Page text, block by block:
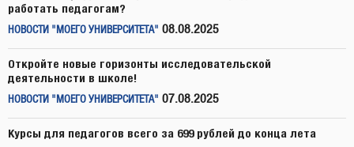
работать педагогам?
НОВОСТИ "МОЕГО УНИВЕРСИТЕТА" 08.08.2025
Откройте новые горизонты исследовательской
деятельности в школе!
НОВОСТИ "МОЕГО УНИВЕРСИТЕТА" 07.08.2025
Курсы для педагогов всего за 699 рублей до конца лета